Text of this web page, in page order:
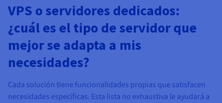
VPS o servidores dedicados:
¿cuál es el tipo de servidor que
mejor se adapta a mis
necesidades?
Cada solución tiene funcionalidades propias que satisfacen
necesidades específicas. Esta lista no exhaustiva le ayudará a